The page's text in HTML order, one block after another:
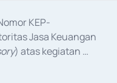
KEP-
Jasa Keuangan
) atas kegiatan